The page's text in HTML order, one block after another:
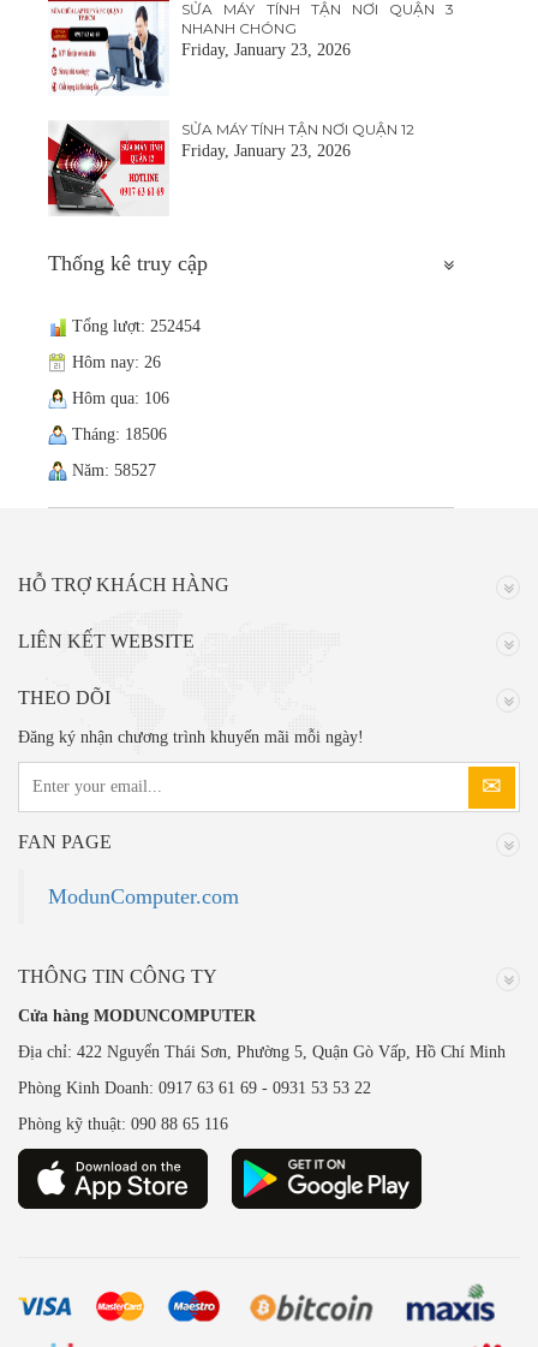
SỬA MÁY TÍNH TẬN NƠI QUẬN 3
NHANH CHÓNG
Friday, January 23, 2026
SỬA MÁY TÍNH TẬN NƠI QUẬN 12
Friday, January 23, 2026
Thống kê truy cập
Tổng lượt: 252454
Hôm nay: 26
Hôm qua: 106
Tháng: 18506
Năm: 58527
HỖ TRỢ KHÁCH HÀNG
LIÊN KẾT WEBSITE
THEO DÕI
Đăng ký nhận chương trình khuyến mãi mỗi ngày!
FAN PAGE
ModunComputer.com
THÔNG TIN CÔNG TY
Cửa hàng MODUNCOMPUTER
Địa chỉ: 422 Nguyển Thái Sơn, Phường 5, Quận Gò Vấp, Hồ Chí Minh
Phòng Kinh Doanh: 0917 63 61 69 - 0931 53 53 22
Phòng kỹ thuật: 090 88 65 116